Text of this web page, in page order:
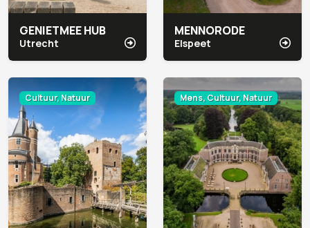
GENIETMEE HUB
Utrecht
MENNORODE
Elspeet
Cultuur, Natuur Mens, Cultuur, Natuur